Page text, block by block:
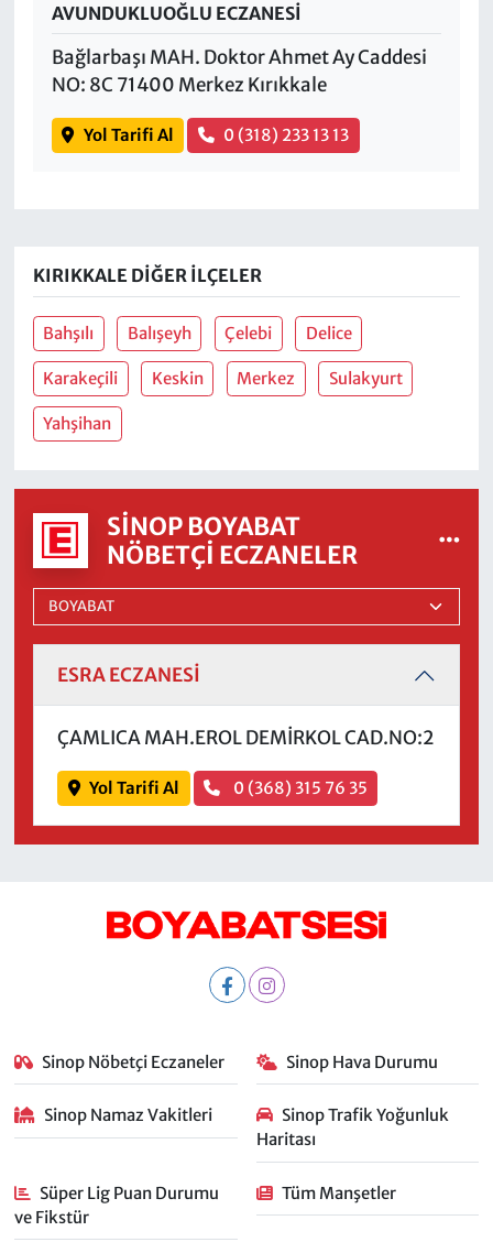
AVUNDUKLUOĞLU ECZANESİ
Bağlarbaşı MAH. Doktor Ahmet Ay Caddesi
NO: 8C 71400 Merkez Kırıkkale
Yol Tarifi Al 0 (318) 233 13 13
KIRIKKALE DIĞER İLÇELER
Bahşılı Balışeyh Çelebi Delice
Karakeçili Keskin Merkez Sulakyurt
Yahşihan
SINOP BOYABAT
NÖBETÇI ECZANELER
ESRA ECZANESİ
ÇAMLICA MAH.EROL DEMİRKOL CAD.NO:2
Yol Tarifi Al 0 (368) 315 76 35
Sinop Nöbetçi Eczaneler Sinop Hava Durumu
Sinop Namaz Vakitleri
Sinop Trafik Yoğunluk
Haritası
Süper Lig Puan Durumu
ve Fikstür
Tüm Manşetler